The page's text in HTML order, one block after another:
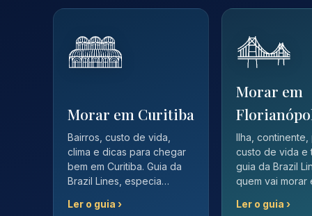
Morar em Curitiba
Bairros, custo de vida,
clima e dicas para chegar
bem em Curitiba. Guia da
Brazil Lines, especia…
Ler o guia ›
Morar em
Ilha, continente,
custo de vida e
guia da Brazil
quem vai morar
Ler o guia ›